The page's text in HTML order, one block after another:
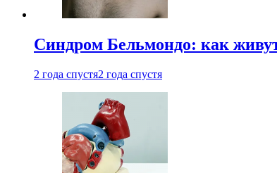
Синдром Бельмондо: как
2 года спустя2 года спустя